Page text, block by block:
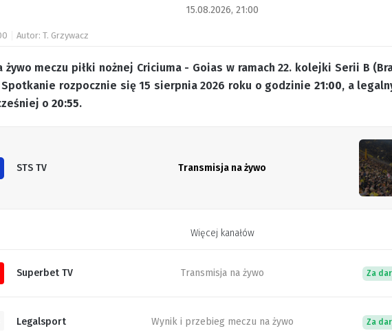
15.08.2026, 21:00
Autor: T. Grzywacz
żywo meczu piłki nożnej Criciuma - Goias w ramach 22. kolejki Serii B
rozpocznie się 15 sierpnia 2026 roku o godzinie 21:00, a
o 20:55.
STS TV Transmisja na żywo
Więcej kanałów
Superbet TV Transmisja na żywo Za
Legalsport Wynik i przebieg meczu na żywo Za